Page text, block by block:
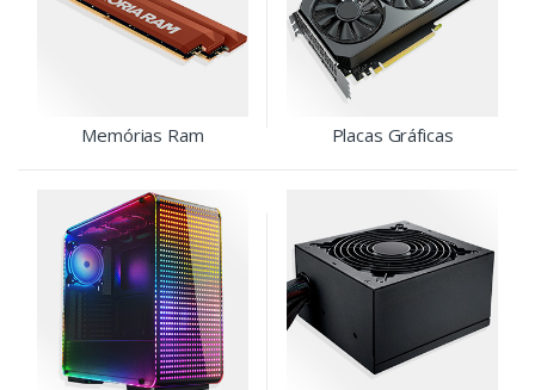
Memórias Ram Placas Gráficas